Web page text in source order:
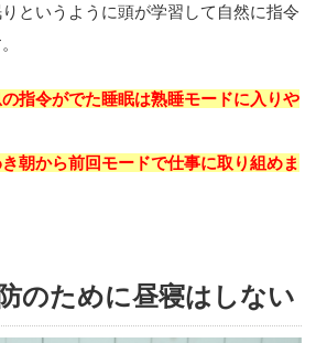
というように頭が学習して自然に指令
指令がでた睡眠は熟睡モードに入りや
朝から前回モードで仕事に取り組めま
のために昼寝はしない